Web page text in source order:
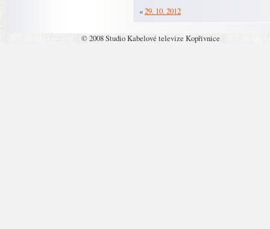
«29. 10. 2012
© 2008 Studio Kabelové televize Kopřivnice